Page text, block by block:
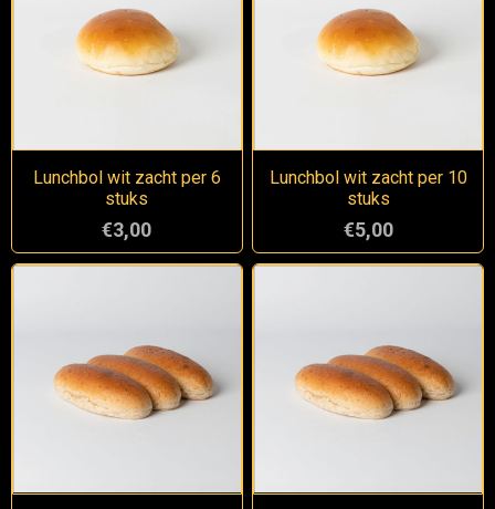
Lunchbol wit zacht per 6
stuks
€3,00
Lunchbol wit zacht per 10
stuks
€5,00